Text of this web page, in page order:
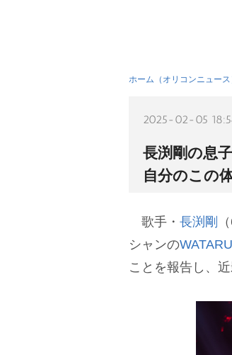
ホーム（オリコンニュース
2025-02-05
長渕剛の息
自分のこの
歌手・ 長渕剛
シャンのWATARU
ことを報告し、